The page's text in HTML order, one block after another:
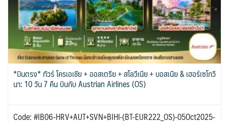
*บินตรง* ทัวร์ โครเอเชีย + ออสเตรีย + สโลวีเนีย + บอสเนีย & เฮอร์เซโกวี
นา: 10 วัน 7 คืน บินกับ Austrian Airlines (OS)
Code: #IB06-HRV+AUT+SVN+BIHl-(BT-EUR222_OS)-05Oct2025-